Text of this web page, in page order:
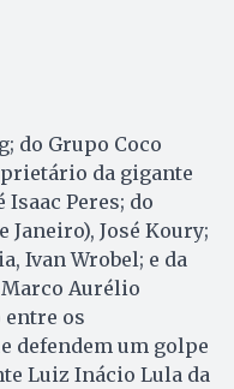
do Grupo Coco
da gigante
Peres; do
José Koury;
Ivan Wrobel; e da
Aurélio
entre os
defendem um golpe
Luiz Inácio Lula da